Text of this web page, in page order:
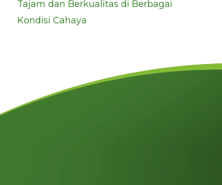
Tajam dan Berkualitas di Berbagai
Kondisi Cahaya